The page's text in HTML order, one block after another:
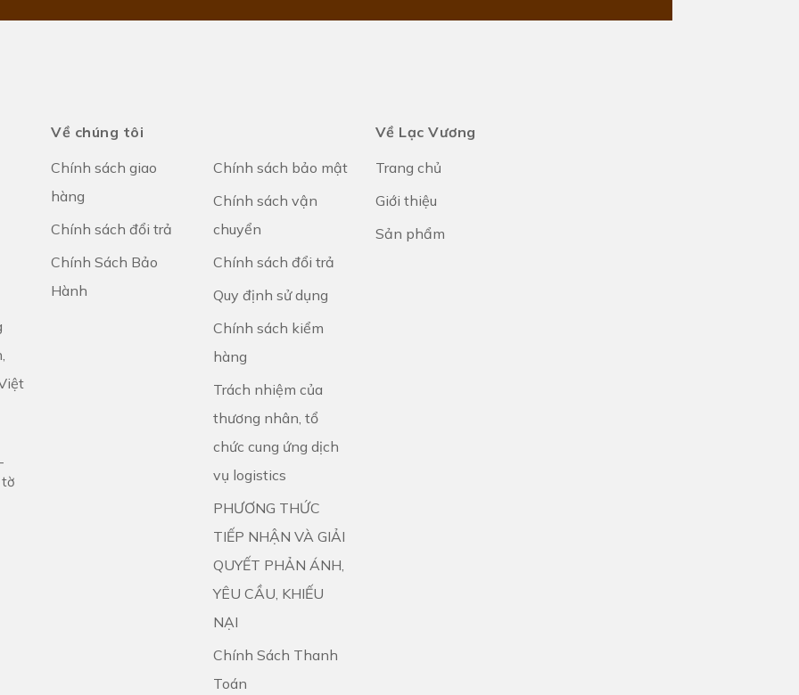
Về chúng tôi
Chính sách giao
hàng
Chính sách đổi trả
Chính Sách Bảo
Hành
Chính sách bảo mật
Chính sách vận
chuyển
Chính sách đổi trả
Quy định sử dụng
Chính sách kiểm
hàng
Trách nhiệm của
thương nhân, tổ
chức cung ứng dịch
vụ logistics
PHƯƠNG THỨC
TIẾP NHẬN VÀ GIẢI
QUYẾT PHẢN ÁNH,
YÊU CẦU, KHIẾU
NẠI
Chính Sách Thanh
Toán
Về Lạc Vương
Trang chủ
Giới thiệu
Sản phẩm